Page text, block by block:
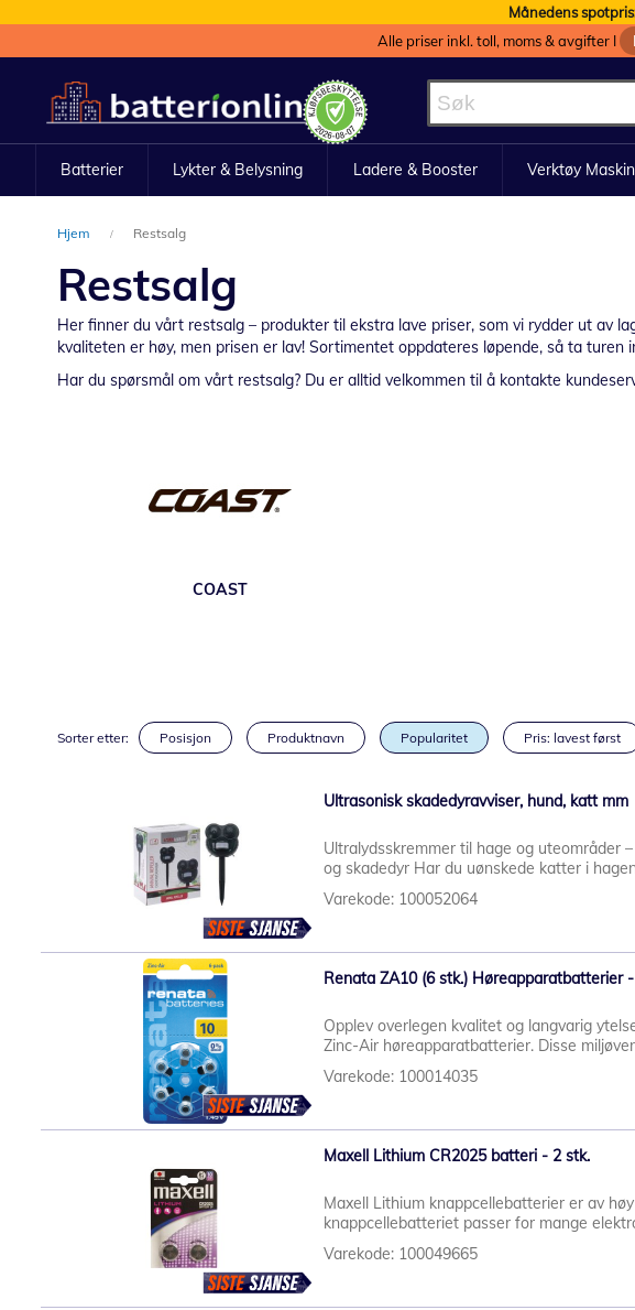
Månedens
Alle priser inkl. toll, moms & avgifter I
til
innhold
Batterier Lykter & Belysning Ladere & Booster Verktøy
Hjem Restsalg
Restsalg
Her finner du vårt restsalg – produkter til ekstra lave priser, som vi rydder ut av
kvaliteten er høy, men prisen er lav! Sortimentet oppdateres løpende, så ta
Har du spørsmål om vårt restsalg? Du er alltid velkommen til å kontakte
COAST
Sorter etter: Posisjon Produktnavn Popularitet Pris: lavest først
Ultrasonisk skadedyravviser, hund, katt mm
Ultralydsskremmer til hage og uteområder
og skadedyr Har du uønskede katter i
Varekode: 100052064
Renata ZA10 (6 stk.) Høreapparatbatterier
Opplev overlegen kvalitet og langvarig
Zinc-Air høreapparatbatterier. Disse
Varekode: 100014035
Maxell Lithium CR2025 batteri - 2 stk.
Maxell Lithium knappcellebatterier er av
knappcellebatteriet passer for mange
Varekode: 100049665